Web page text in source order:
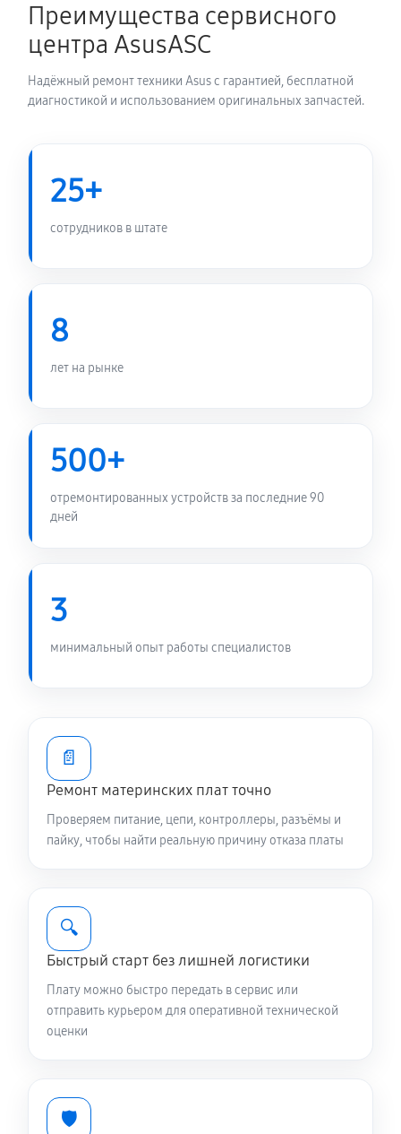
Преимущества сервисного
центра AsusASC
Надёжный ремонт техники Asus с гарантией, бесплатной
диагностикой и использованием оригинальных запчастей.
25+
сотрудников в штате
8
лет на рынке
500+
отремонтированных устройств за последние 90
дней
3
минимальный опыт работы специалистов
📄
Ремонт материнских плат точно
Проверяем питание, цепи, контроллеры, разъёмы и
пайку, чтобы найти реальную причину отказа платы
🔍
Быстрый старт без лишней логистики
Плату можно быстро передать в сервис или
отправить курьером для оперативной технической
оценки
🛡️